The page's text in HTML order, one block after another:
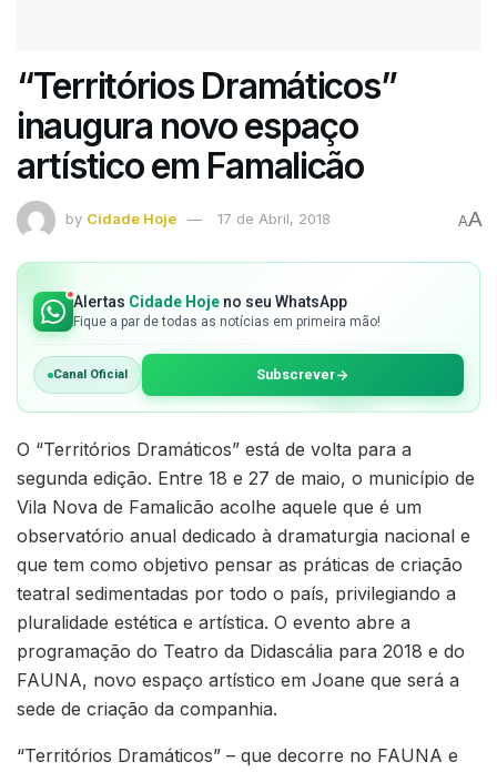
“Territórios Dramáticos”
inaugura novo espaço
artístico em Famalicão
by Cidade Hoje 17 de Abril, 2018 AA
Alertas Cidade Hoje no seu WhatsApp
Fique a par de todas as notícias em primeira mão!
Canal Oficial Subscrever
O “Territórios Dramáticos” está de volta para a
segunda edição. Entre 18 e 27 de maio, o município de
Vila Nova de Famalicão acolhe aquele que é um
observatório anual dedicado à dramaturgia nacional e
que tem como objetivo pensar as práticas de criação
teatral sedimentadas por todo o país, privilegiando a
pluralidade estética e artística. O evento abre a
programação do Teatro da Didascália para 2018 e do
FAUNA, novo espaço artístico em Joane que será a
sede de criação da companhia.
“Territórios Dramáticos” – que decorre no FAUNA e